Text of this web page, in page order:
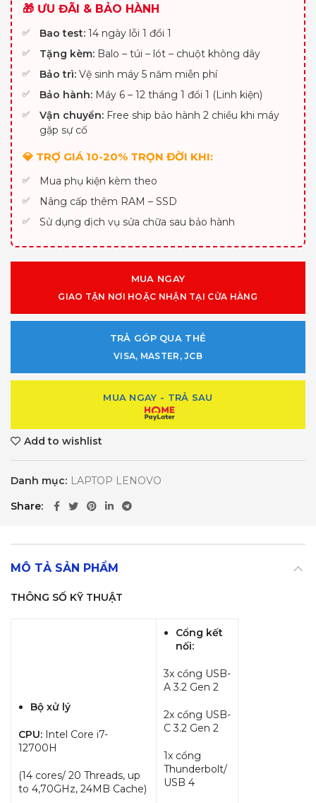
🎁 ƯU ĐÃI & BẢO HÀNH
Bao test: 14 ngày lỗi 1 đổi 1
Tặng kèm: Balo – túi – lót – chuột không dây
Bảo trì: Vệ sinh máy 5 năm miễn phí
Bảo hành: Máy 6 – 12 tháng 1 đổi 1 (Linh kiện)
Vận chuyển: Free ship bảo hành 2 chiều khi máy
gặp sự cố
💎 TRỢ GIÁ 10-20% TRỌN ĐỜI KHI:
Mua phụ kiện kèm theo
Nâng cấp thêm RAM – SSD
Sử dụng dịch vụ sửa chữa sau bảo hành
MUA NGAY
GIAO TẬN NƠI HOẶC NHẬN TẠI CỬA HÀNG
TRẢ GÓP QUA THẺ
VISA, MASTER, JCB
MUA NGAY - TRẢ SAU
Add to wishlist
Danh mục: LAPTOP LENOVO
Share
MÔ TẢ SẢN PHẨM
THÔNG SỐ KỸ THUẬT
Bộ xử lý
CPU: Intel Core i7-
12700H
(14 cores/ 20 Threads, up
to 4,70GHz, 24MB Cache)
Cổng kết
nối:
3x cổng USB-
A 3.2 Gen 2
2x cổng USB-
C 3.2 Gen 2
1x cổng
Thunderbolt/
USB 4